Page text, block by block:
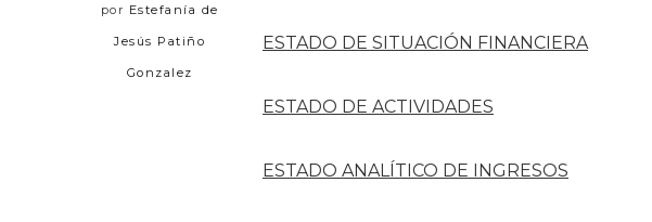
por Estefanía de
Jesús Patiño
Gonzalez
ESTADO DE SITUACIÓN FINANCIERA
ESTADO DE ACTIVIDADES
ESTADO ANALÍTICO DE INGRESOS